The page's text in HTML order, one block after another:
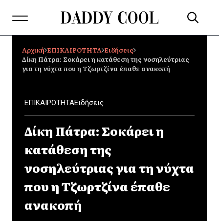
Αρχική ΕΠΙΚΑΙΡΟΤΗΤΑ Ειδήσεις
Δίκη Πάτρα: Σοκάρει η κατάθεση της νοσηλεύτριας
για τη νύχτα που η Τζωρτζίνα έπαθε ανακοπή
ΕΠΙΚΑΙΡΟΤΗΤΑΕιδήσεις
Δίκη Πάτρα: Σοκάρει η
κατάθεση της
νοσηλεύτριας για τη νύχτα
που η Τζωρτζίνα έπαθε
ανακοπή